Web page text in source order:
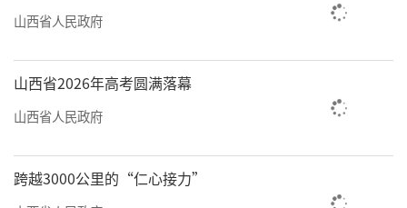
山西省人民政府
山西省2026年高考圆满落幕
山西省人民政府
跨越3000公里的“仁心接力”